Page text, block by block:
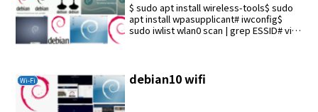
$ sudo apt install wireless-tools$ sudo
apt install wpasupplicant# iwconfig$
sudo iwlist wlan0 scan | grep ESSID# vi
Wi-Fi debian10 wifi